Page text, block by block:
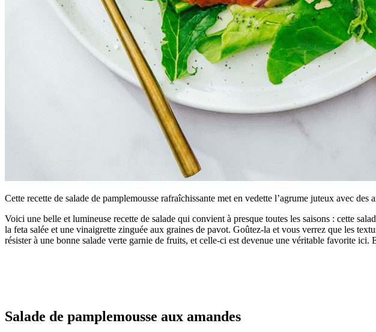
Cette recette de salade de pamplemousse rafraîchissante met en vedette l’agrume juteux avec
Voici une belle et lumineuse recette de salade qui convient à presque toutes les saisons : cette
la feta salée et une vinaigrette zinguée aux graines de pavot. Goûtez-la et vous verrez que les
résister à une bonne salade verte garnie de fruits, et celle-ci est devenue une véritable favorite ici.
Salade de pamplemousse aux amandes